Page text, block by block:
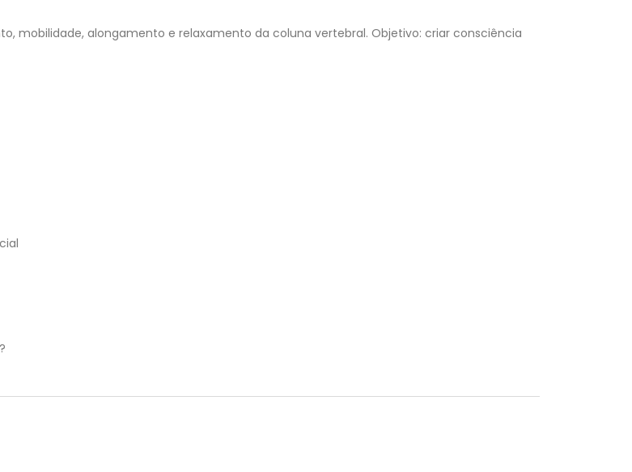
mobilidade, alongamento e relaxamento da coluna vertebral. Objetivo: criar consciência